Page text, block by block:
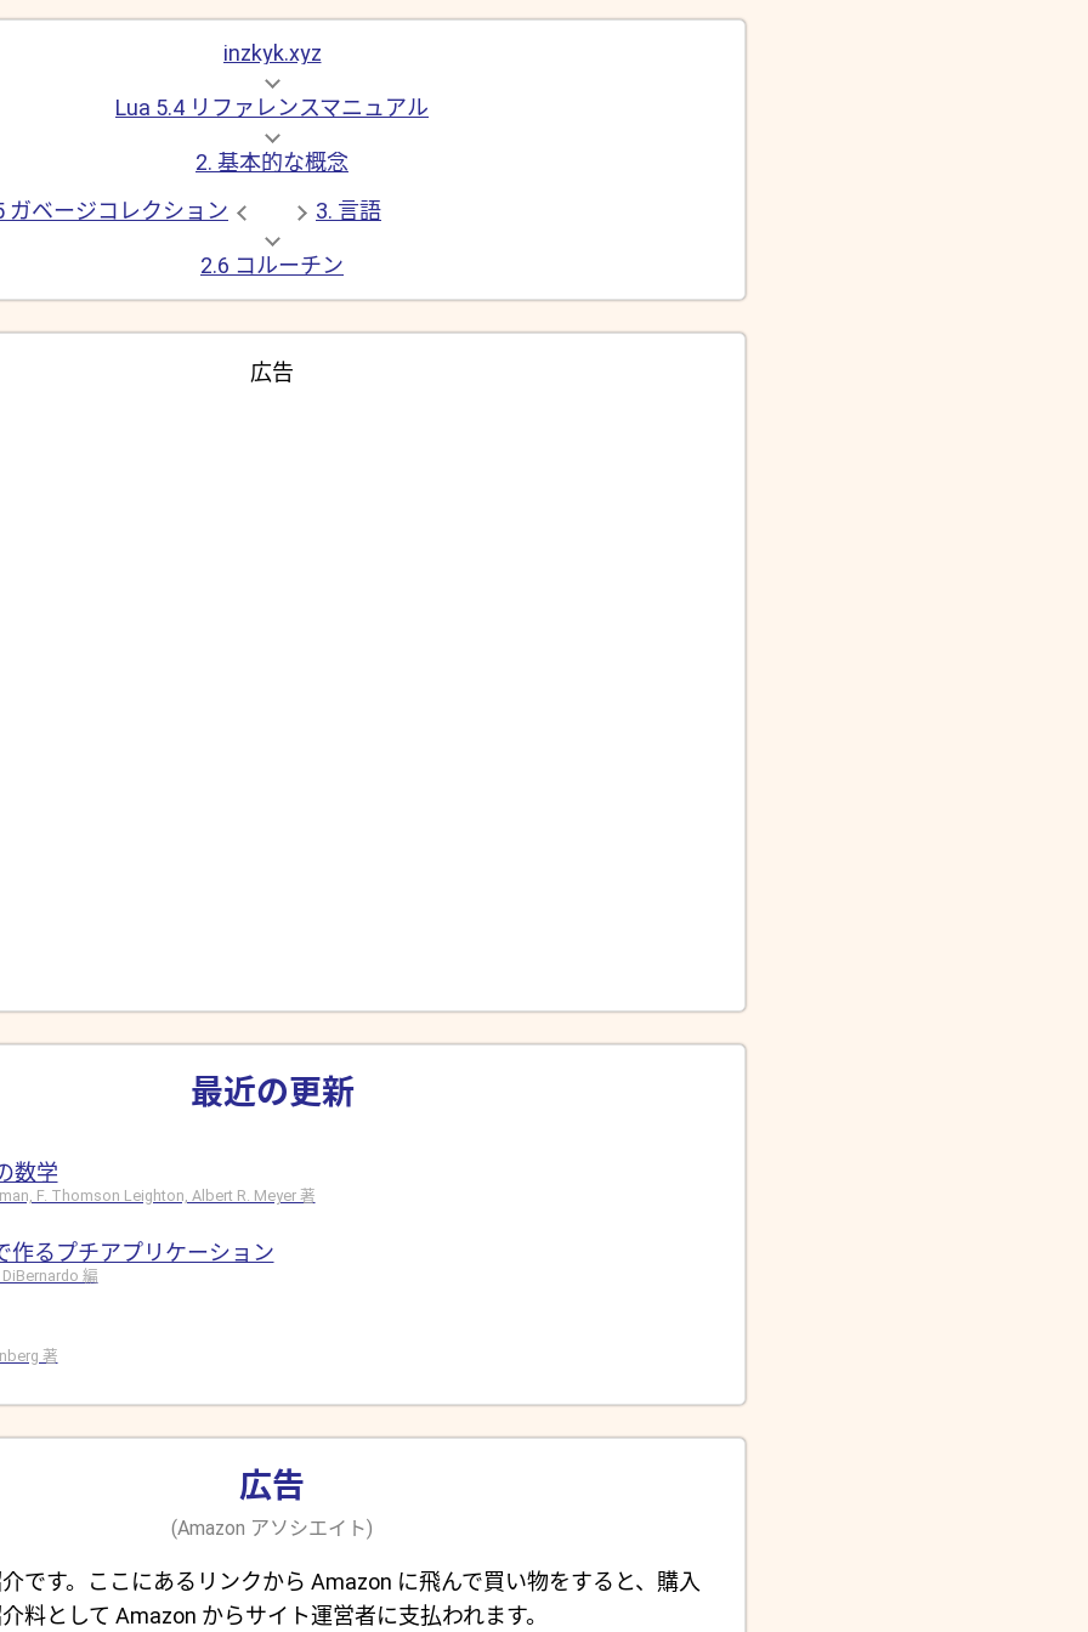
inzkyk.xyz
Lua 5.4 リファレンスマニュアル
2. 基本的な概念
ガベージコレクション
3. 言語
2.6 コルーチン
広告
最近の更新
数学
F. Thomson Leighton, Albert R. Meyer 著
作るプチアプリケーション
編
著
広告
(Amazon アソシエイト)
です。ここにあるリンクから Amazon に飛んで買い物をすると、購入
料として Amazon からサイト運営者に支払われます。